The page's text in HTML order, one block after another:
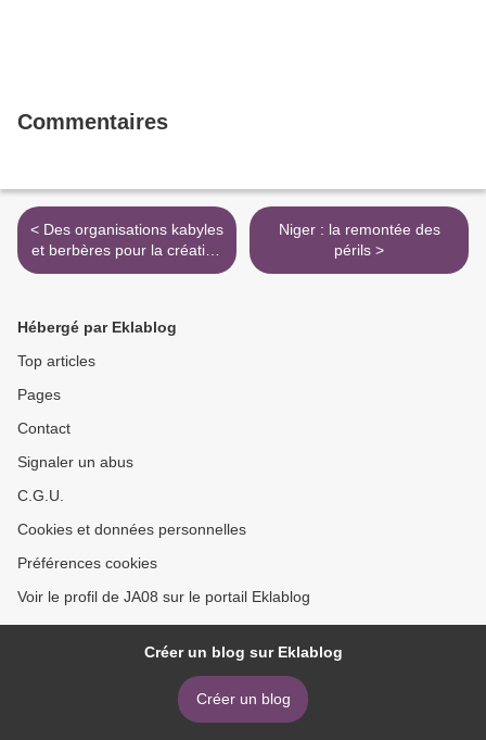
Commentaires
< Des organisations kabyles
et berbères pour la création
d'un Etat de Tamazgha
Niger : la remontée des
périls >
Hébergé par Eklablog
Top articles
Pages
Contact
Signaler un abus
C.G.U.
Cookies et données personnelles
Préférences cookies
Voir le profil de JA08 sur le portail Eklablog
Créer un blog sur Eklablog
Créer un blog